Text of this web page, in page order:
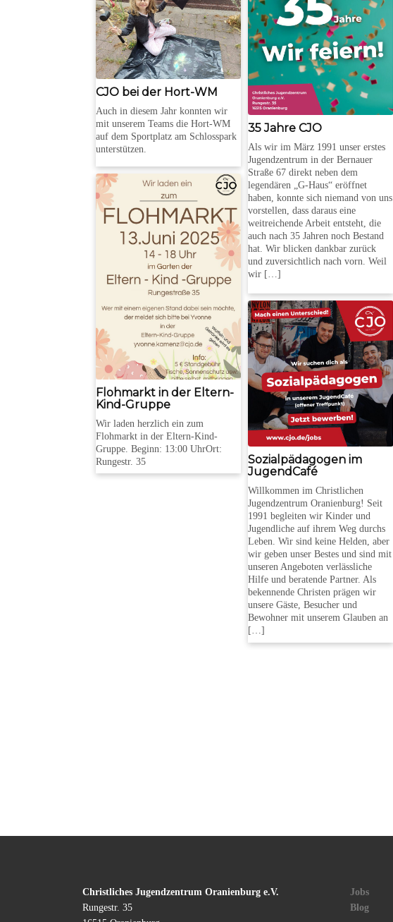
CJO bei der Hort-WM
Auch in diesem Jahr konnten wir
mit unserem Teams die Hort-WM
auf dem Sportplatz am Schlosspark
unterstützen.
35 Jahre CJO
Als wir im März 1991 unser erstes
Jugendzentrum in der Bernauer
Straße 67 direkt neben dem
legendären „G-Haus“ eröffnet
haben, konnte sich niemand von uns
vorstellen, dass daraus eine
weitreichende Arbeit entsteht, die
auch nach 35 Jahren noch Bestand
hat. Wir blicken dankbar zurück
und zuversichtlich nach vorn. Weil
wir […]
Flohmarkt in der Eltern-
Kind-Gruppe
Wir laden herzlich ein zum
Flohmarkt in der Eltern-Kind-
Gruppe. Beginn: 13:00 UhrOrt:
Rungestr. 35
Sozialpädagogen im
JugendCafé
Willkommen im Christlichen
Jugendzentrum Oranienburg! Seit
1991 begleiten wir Kinder und
Jugendliche auf ihrem Weg durchs
Leben. Wir sind keine Helden, aber
wir geben unser Bestes und sind mit
unseren Angeboten verlässliche
Hilfe und beratende Partner. Als
bekennende Christen prägen wir
unsere Gäste, Besucher und
Bewohner mit unserem Glauben an
[…]
Christliches Jugendzentrum Oranienburg e.V.
Rungestr. 35
Jobs
Blog